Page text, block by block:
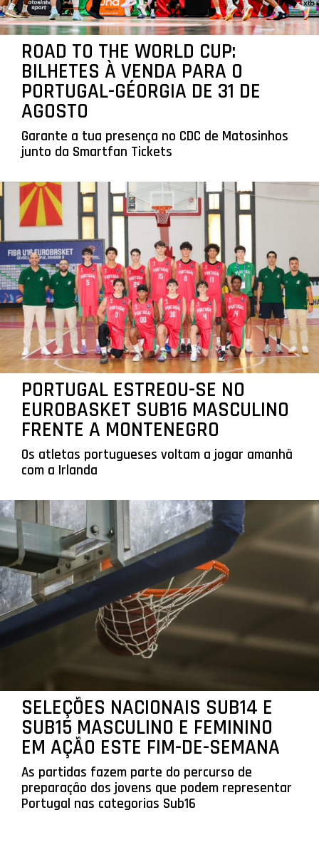
ROAD TO THE WORLD CUP:
BILHETES À VENDA PARA O
PORTUGAL-GÉORGIA DE 31 DE
AGOSTO
Garante a tua presença no CDC de Matosinhos
junto da Smartfan Tickets
PORTUGAL ESTREOU-SE NO
EUROBASKET SUB16 MASCULINO
FRENTE A MONTENEGRO
Os atletas portugueses voltam a jogar amanhã
com a Irlanda
SELEÇÕES NACIONAIS SUB14 E
SUB15 MASCULINO E FEMININO
EM AÇÃO ESTE FIM-DE-SEMANA
As partidas fazem parte do percurso de
preparação dos jovens que podem representar
Portugal nas categorias Sub16